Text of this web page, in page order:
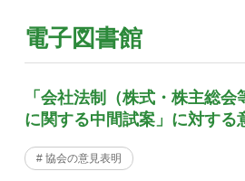
電子図書館
「会社法制（株式・株主総
に関する中間試案」に対する
# 協会の意見表明